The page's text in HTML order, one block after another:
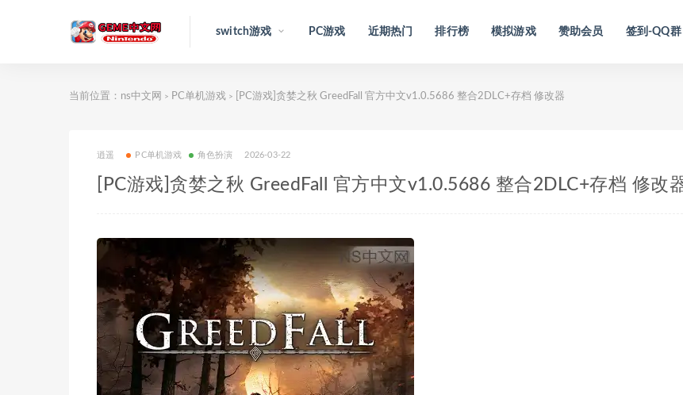
switch游戏 PC游戏 近期热门 排行榜 模拟游戏 赞助会员 签到-QQ群
当前位置： ns中文网 > PC单机游戏 > [PC游戏]贪婪之秋 GreedFall 官方中文v1.0.5686 整合2DLC+存档 修改器
逍遥 PC单机游戏 角色扮演 2026-03-22
[PC游戏]贪婪之秋 GreedFall 官方中文v1.0.5686 整合2DLC+存档 修改